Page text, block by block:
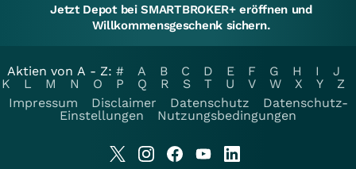
Jetzt Depot bei SMARTBROKER+ eröffnen und
Willkommensgeschenk sichern.
Aktien von A - Z: # A B C D E F G H I
J
K
L M N O P Q R S T U V W X Y
Z
Impressum
Disclaimer Datenschutz
Datenschutz-
Einstellungen
Nutzungsbedingungen